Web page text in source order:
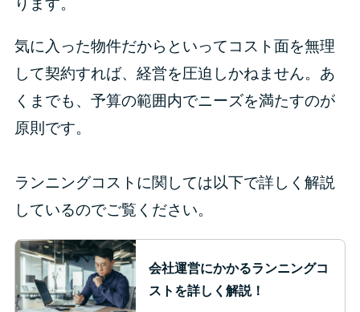
ります。
気に入った物件だからといってコスト面を無理
して契約すれば、経営を圧迫しかねません。あ
くまでも、予算の範囲内でニーズを満たすのが
原則です。
ランニングコストに関しては以下で詳しく解説
しているのでご覧ください。
会社運営にかかるランニングコ
ストを詳しく解説！